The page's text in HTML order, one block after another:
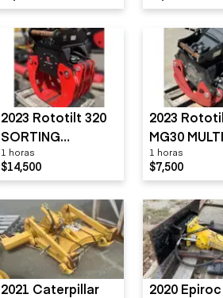
2023 Rototilt 320
SORTING
GRAPPLE R6 SG60
QC70 102.3"
1 horas
$14,500
2023
MG30 MULTI
GRAPPLE
1 horas
$7,500
2021 Caterpillar
2020